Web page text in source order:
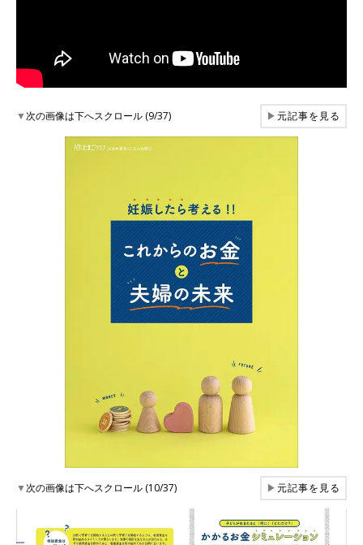
▼次の画像は下へスクロール (9/37) ▶元記事を見る
▼次の画像は下へスクロール (10/37) ▶元記事を見る